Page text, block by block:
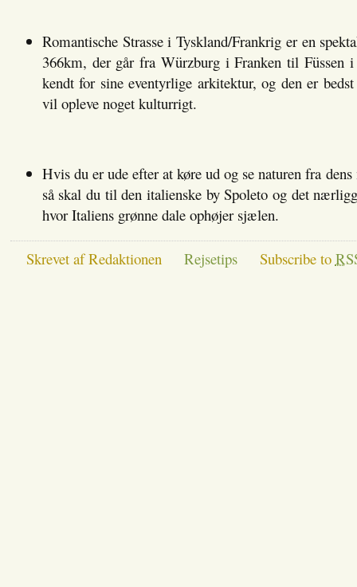
Romantische Strasse i Tyskland/Frankrig er en
366km, der går fra Würzburg i Franken til Füssen
kendt for sine eventyrlige arkitektur, og den er
vil opleve noget kulturrigt.
Hvis du er ude efter at køre ud og se naturen fra
så skal du til den italienske by Spoleto og det
hvor Italiens grønne dale ophøjer sjælen.
Skrevet af Redaktionen Rejsetips Subscribe to